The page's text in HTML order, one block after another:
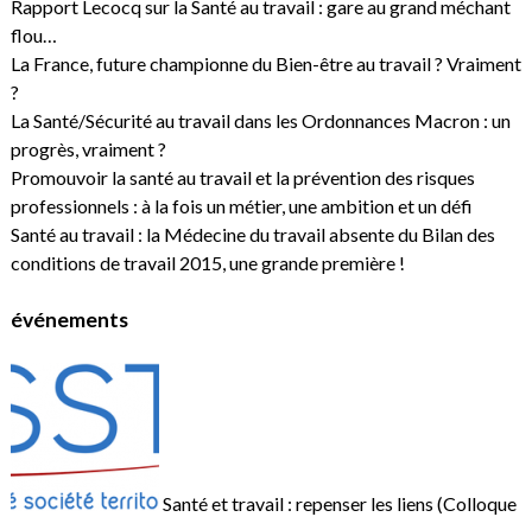
Rapport Lecocq sur la Santé au travail : gare au grand méchant
flou…
La France, future championne du Bien-être au travail ? Vraiment
?
La Santé/Sécurité au travail dans les Ordonnances Macron : un
progrès, vraiment ?
Promouvoir la santé au travail et la prévention des risques
professionnels : à la fois un métier, une ambition et un défi
Santé au travail : la Médecine du travail absente du Bilan des
conditions de travail 2015, une grande première !
événements
Santé et travail : repenser les liens (Colloque